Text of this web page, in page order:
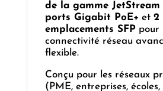
de la gamme JetStream
ports Gigabit PoE+ et 2
emplacements SFPpour
connectivité réseau
flexible.
Conçu pour les réseaux
(PME, entreprises, écoles,